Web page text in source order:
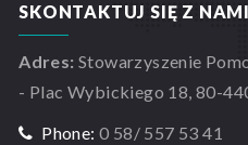
SKONTAKTUJ SIĘ Z NAMI
Adres: Stowarzyszenie
- Plac Wybickiego 18, 80-
Phone: 0 58/ 557 53 41